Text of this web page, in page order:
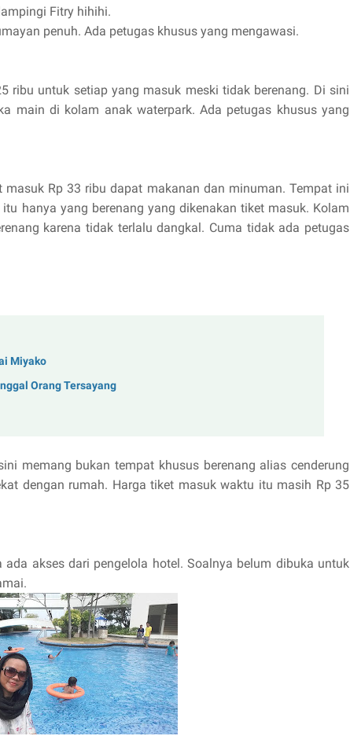
Fitry hihihi.
penuh. Ada petugas khusus yang mengawasi.
ribu untuk setiap yang masuk meski tidak berenang. Di sini
main di kolam anak waterpark. Ada petugas khusus yang
Rp 33 ribu dapat makanan dan minuman. Tempat ini
hanya yang berenang yang dikenakan tiket masuk. Kolam
karena tidak terlalu dangkal. Cuma tidak ada petugas
Miyako
Orang Tersayang
memang bukan tempat khusus berenang alias cenderung
dengan rumah. Harga tiket masuk waktu itu masih Rp 35
akses dari pengelola hotel. Soalnya belum dibuka untuk